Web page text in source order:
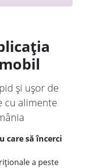
și ușor de
cu alimente
care să încerci
a peste